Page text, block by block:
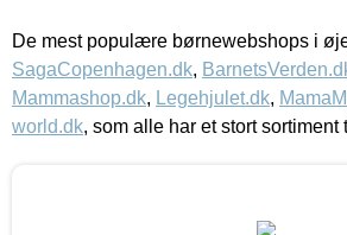
De mest populære børnewebshops i
SagaCopenhagen.dk,
Mammashop.dk, Legehjulet.dk,
world.dk, som alle har et stort sortiment